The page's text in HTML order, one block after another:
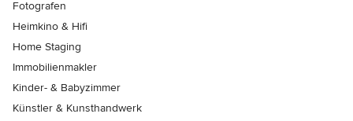
Fotografen
Heimkino & Hifi
Home Staging
Immobilienmakler
Kinder- & Babyzimmer
Künstler & Kunsthandwerk